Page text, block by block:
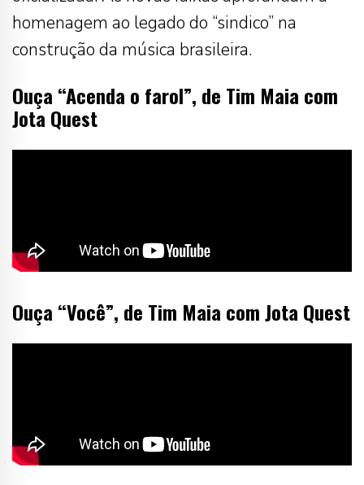
homenagem ao legado do “sindico” na
construção da música brasileira.
Ouça “Acenda o farol”, de Tim Maia com
Jota Quest
Ouça “Você”, de Tim Maia com Jota Quest